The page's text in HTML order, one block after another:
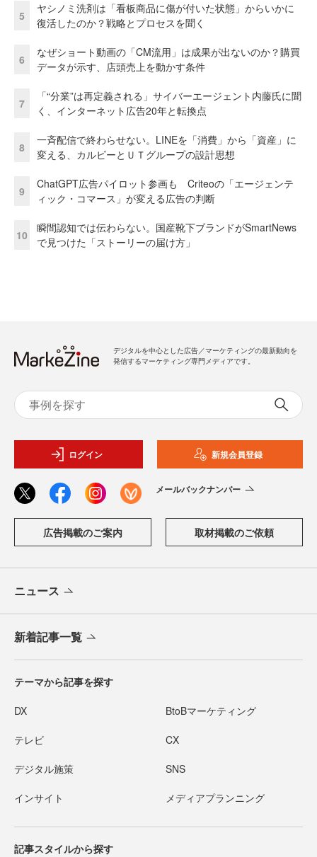
5
ヤシノミ洗剤は「看板商品に傷が付いた状態」からいかに
復活したのか？戦略とプロセスを聞く
6
なぜショート動画の「CM流用」は成果が出ないのか？購買
データが示す、店頭売上を動かす条件
7
「“分業”は再定義される」サイバーエージェント内藤氏に聞
く、インターネット広告20年と転換点
8
一斉配信で終わらせない。LINEを「消費」から「資産」に
変える、カルビーとＵＴグループの設計思想
9
ChatGPT広告パイロット参画も Criteoの「エージェンテ
ィック・コマース」が変える広告の判断
10
瞬間認知では伝わらない。国産靴下ブランドがSmartNews
で見つけた「ストーリーの届け方」
デジタルを中心とした広告／マーケティングの最新動向を
発信するマーケティング専門メディアです。
ログイン 新規会員登録
メールバックナンバー
広告掲載のご案内 取材掲載のご依頼
ニュース
新着記事一覧
テーマから記事を探す
DX BtoBマーケティング
テレビ CX
デジタル施策 SNS
インサイト メディアプランニング
記事スタイルから探す